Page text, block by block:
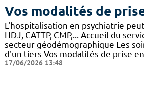
Vos modalités de
L'hospitalisation en psychiatrie
HDJ, CATTP, CMP,... Accueil du
secteur géodémographique Les
d'un tiers Vos modalités de prise
17/06/2026 13:48